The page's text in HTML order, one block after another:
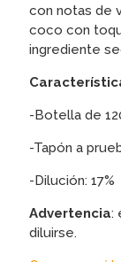
con notas de
coco con
ingrediente
-Botella de
-Tapón a
-Dilución: 17%
Advertencia:
diluirse.